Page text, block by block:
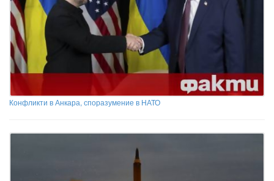
Конфликти в Анкара, споразумение в НАТО